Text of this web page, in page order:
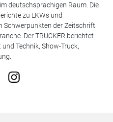
deutschsprachigen Raum. Die
zu LKWs und
Schwerpunkten der Zeitschrift
Der TRUCKER berichtet
Technik, Show-Truck,